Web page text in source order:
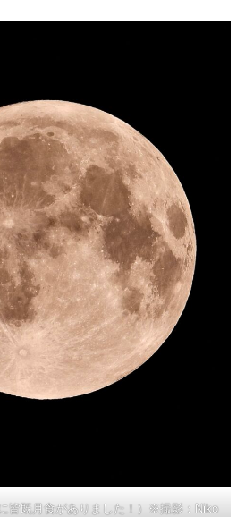
皆既月食がありました！）※撮影：Niko